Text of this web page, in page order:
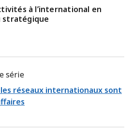
à l’international en
stratégique
série
réseaux internationaux sont